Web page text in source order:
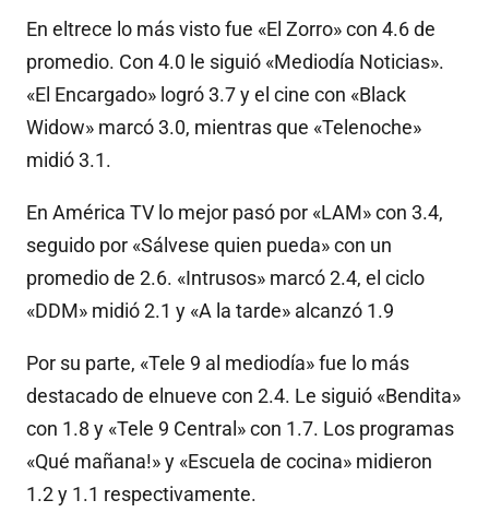
En eltrece lo más visto fue «El Zorro» con 4.6 de
promedio. Con 4.0 le siguió «Mediodía Noticias».
«El Encargado» logró 3.7 y el cine con «Black
Widow» marcó 3.0, mientras que «Telenoche»
midió 3.1.
En América TV lo mejor pasó por «LAM» con 3.4,
seguido por «Sálvese quien pueda» con un
promedio de 2.6. «Intrusos» marcó 2.4, el ciclo
«DDM» midió 2.1 y «A la tarde» alcanzó 1.9
Por su parte, «Tele 9 al mediodía» fue lo más
destacado de elnueve con 2.4. Le siguió «Bendita»
con 1.8 y «Tele 9 Central» con 1.7. Los programas
«Qué mañana!» y «Escuela de cocina» midieron
1.2 y 1.1 respectivamente.